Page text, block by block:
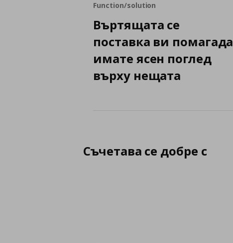
Function/solution
Въртящата се
поставка ви помагада
имате ясен поглед
върху нещата
Съчетава се добре с